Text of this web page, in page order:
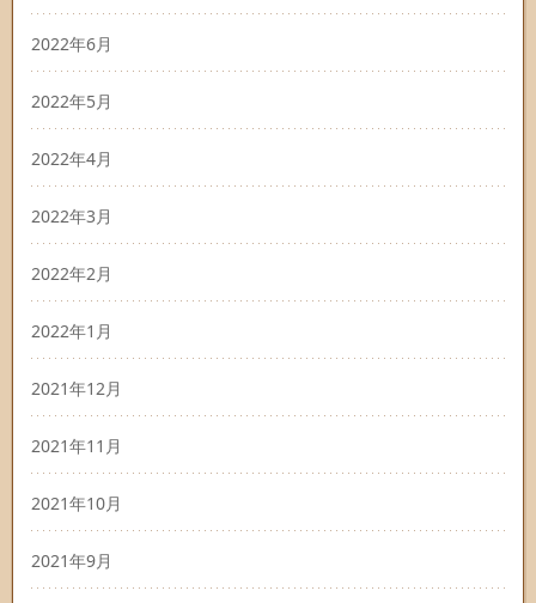
2022年6月
2022年5月
2022年4月
2022年3月
2022年2月
2022年1月
2021年12月
2021年11月
2021年10月
2021年9月